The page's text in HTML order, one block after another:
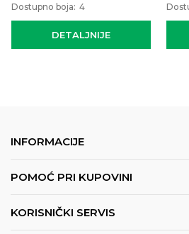
DETALJNIJE
Dostupno boja: 4
INFORMACIJE
POMOĆ PRI KUPOVINI
KORISNIČKI SERVIS